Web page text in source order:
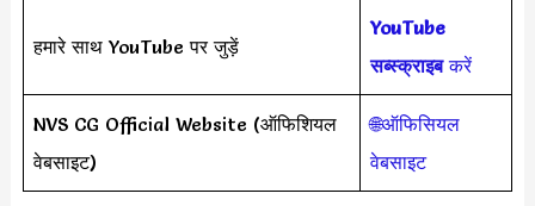
हमारे साथ YouTube पर जुड़ें
YouTube
सब्स्क्राइबकरें
NVS CG Official Website (ऑफिशियल
वेबसाइट)
🌐ऑफिसियल
वेबसाइट